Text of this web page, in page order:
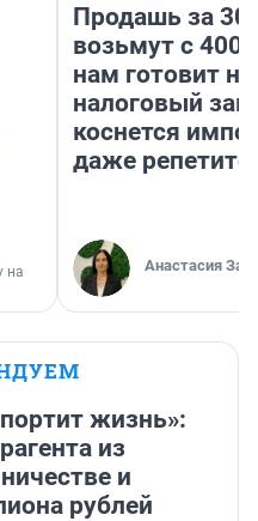
на
Продашь за
возьмут с
нам готовит
налоговый
коснется
даже
Анастасия
жизнь»:
из
и
рублей